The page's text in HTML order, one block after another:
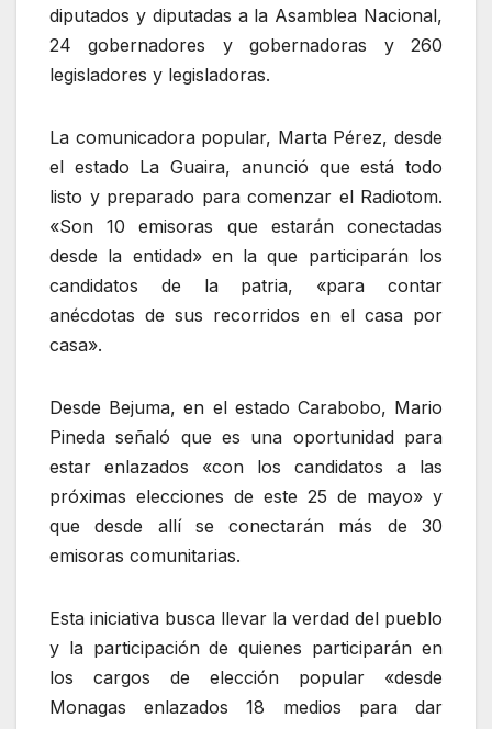
diputados y diputadas a la Asamblea Nacional,
24 gobernadores y gobernadoras y 260
legisladores y legisladoras.
La comunicadora popular, Marta Pérez, desde
el estado La Guaira, anunció que está todo
listo y preparado para comenzar el Radiotom.
«Son 10 emisoras que estarán conectadas
desde la entidad» en la que participarán los
candidatos de la patria, «para contar
anécdotas de sus recorridos en el casa por
casa».
Desde Bejuma, en el estado Carabobo, Mario
Pineda señaló que es una oportunidad para
estar enlazados «con los candidatos a las
próximas elecciones de este 25 de mayo» y
que desde allí se conectarán más de 30
emisoras comunitarias.
Esta iniciativa busca llevar la verdad del pueblo
y la participación de quienes participarán en
los cargos de elección popular «desde
Monagas enlazados 18 medios para dar